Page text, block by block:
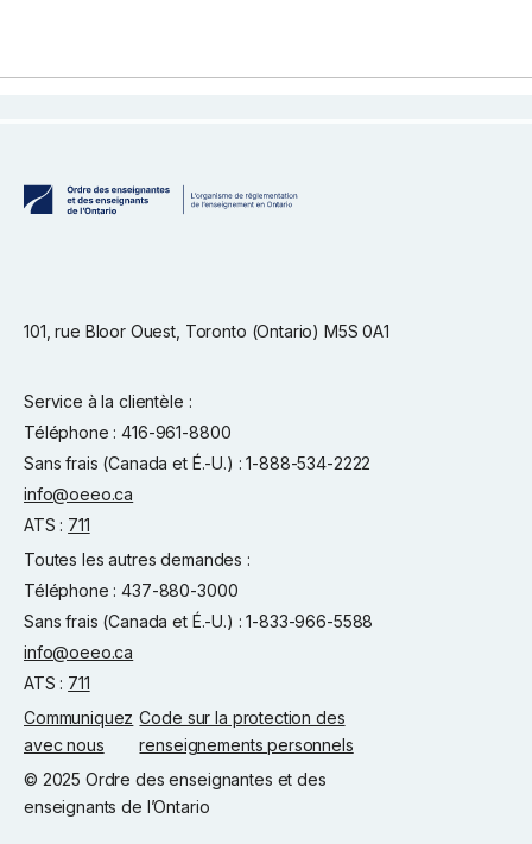
101, rue Bloor Ouest, Toronto (Ontario) M5S 0A1
Service à la clientèle :
Téléphone : 416-961-8800
Sans frais (Canada et É.-U.) : 1-888-534-2222
info@oeeo.ca
ATS : 711
Toutes les autres demandes :
Téléphone : 437-880-3000
Sans frais (Canada et É.-U.) : 1-833-966-5588
info@oeeo.ca
ATS : 711
Communiquez
avec nous
Code sur la protection des
renseignements personnels
© 2025 Ordre des enseignantes et des
enseignants de l’Ontario